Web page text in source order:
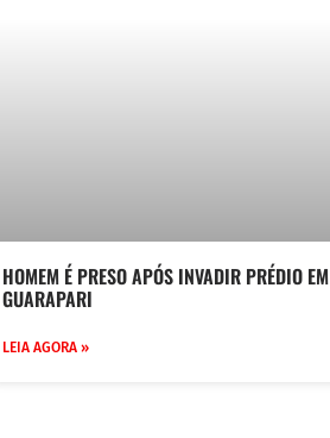
HOMEM É PRESO APÓS INVADIR PRÉDIO EM
GUARAPARI
LEIA AGORA »